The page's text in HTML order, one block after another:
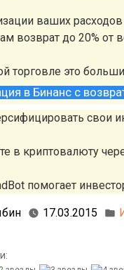
ваших
возврат до 20%
торговле это
в Бинанс с
свои
в криптовалюту
помогает
17.03.2015